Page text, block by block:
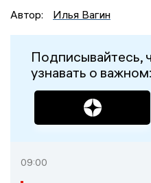
Автор:
Илья Вагин
Подписывайтесь,
узнавать о важном:
09:00